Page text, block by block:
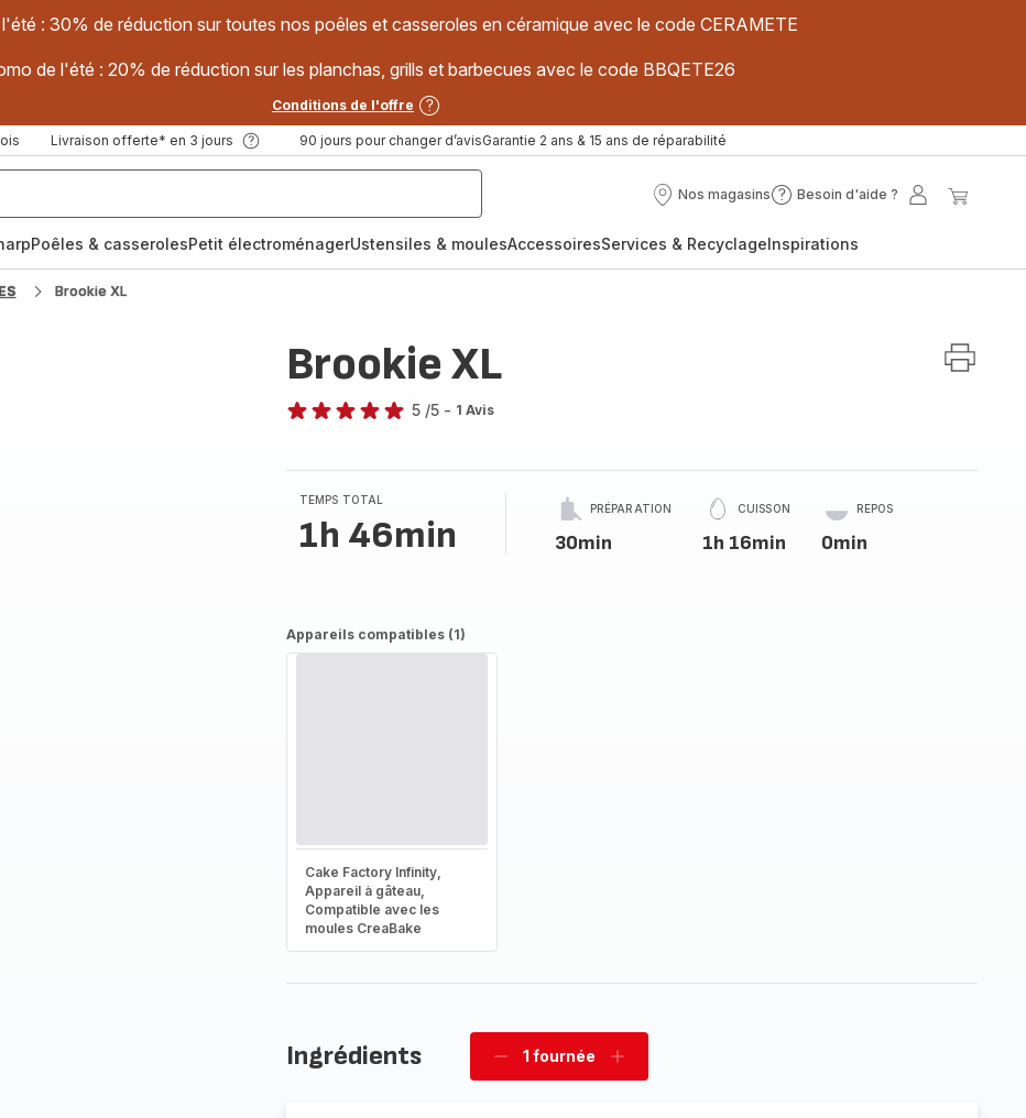
: 30% de réduction sur toutes nos poêles et casseroles en céramique avec le code CERAMETE
de l'été : 20% de réduction sur les planchas, grills et barbecues avec le code BBQETE26
Conditions de l'offre
Livraison offerte* en 3 jours 90 jours pour changer d’avisGarantie 2 ans & 15 ans de réparabilité
Nos magasins
Nos
Besoin d'aide ?
Besoin
?
Mon
Poêles & casserolesPetit électroménagerUstensiles & moulesAccessoiresServices & RecyclageInspirations
Brookie XL
Brookie XL
étoiles
(moyenne)
5 /5 - 1 Avis
TEMPS TOTAL
1h 46min
PRÉPARATION
30min
CUISSON
1h 16min
REPOS
0min
Appareils compatibles (1)
Cake Factory Infinity,
Appareil à gâteau,
Compatible avec les
moules CreaBake
Ingrédients
Supprimer
1 fournée
Ajouter